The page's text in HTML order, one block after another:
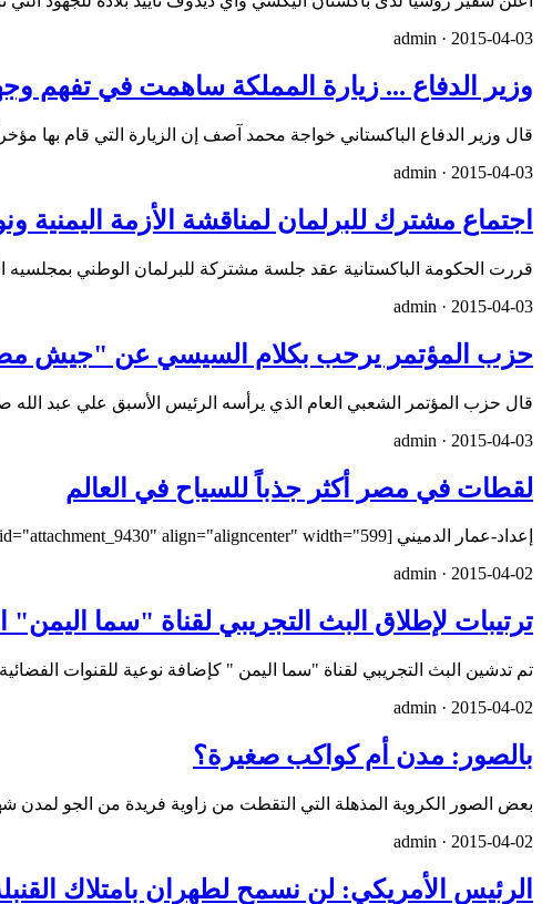
admin · 2015-04-03
وزير الدفاع ... زيارة المملكة ساهمت في تفهم
قال وزير الدفاع الباكستاني خواجة محمد آصف إن الزيارة التي قام بها
admin · 2015-04-03
اجتماع مشترك للبرلمان لمناقشة الأزمة اليمنية
قررت الحكومة الباكستانية عقد جلسة مشتركة للبرلمان الوطني بمجلسيه
admin · 2015-04-03
حزب المؤتمر يرحب بكلام السيسي عن "جيش
قال حزب المؤتمر الشعبي العام الذي يرأسه الرئيس الأسبق علي عبد
admin · 2015-04-03
لقطات في مصر أكثر جذباً للسياح في العالم
إعداد-عمار الدميني [caption id="attachment_9430" align="aligncenter" width="599"] نهر النيل[/caption] [caption i…
admin · 2015-04-02
ترتيبات لإطلاق البث التجريبي لقناة "سما اليمن"
تم تدشين البث التجريبي لقناة "سما اليمن " كإضافة نوعية للقنوات
admin · 2015-04-02
بالصور: مدن أم كواكب صغيرة؟
بعض الصور الكروية المذهلة التي التقطت من زاوية فريدة من الجو لمدن
admin · 2015-04-02
الرئيس الأمريكي: لن نسمح لطهران بامتلاك